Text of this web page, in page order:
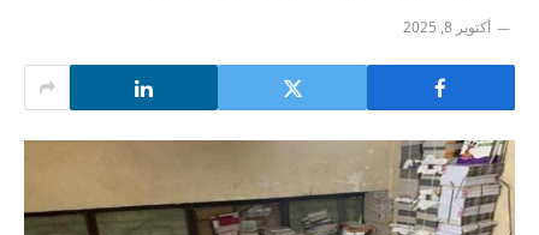
أكتوبر 8, 2025